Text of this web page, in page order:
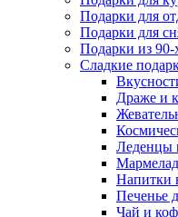
Подарки для
Подарки для
Подарки из 90-
Сладкие
Драже и
Леденцы
Мармелад
Напитки
Печенье
Чай и